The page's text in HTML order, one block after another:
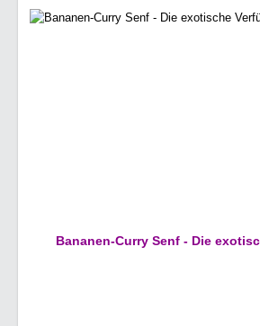
Bananen-Curry Senf - Die